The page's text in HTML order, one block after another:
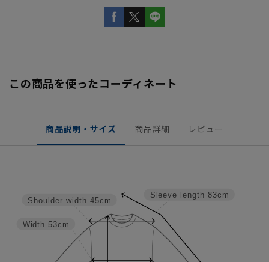
この商品を使ったコーディネート
商品説明・サイズ 商品詳細 レビュー
Sleeve length 83cm
Width 53cm
Shoulder width 45cm